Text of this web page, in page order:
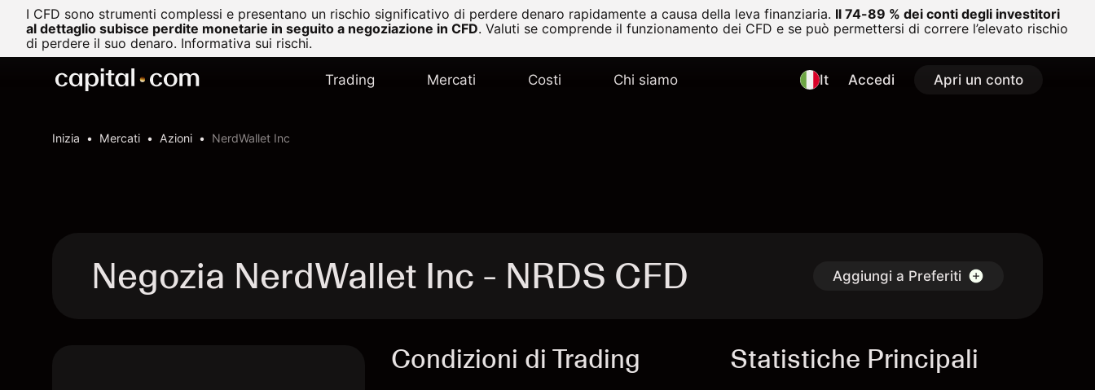
I CFD sono strumenti complessi e presentano un rischio significativo di perdere denaro rapidamente a causa della leva finanziaria. Il 74-89 % dei conti degli investitori
al dettaglio subisce perdite monetarie in seguito a negoziazione in CFD. Valuti se comprende il funzionamento dei CFD e se può permettersi di correre l’elevato rischio
di perdere il suo denaro. Informativa sui rischi.
Trading Mercati Costi Chi siamo It Accedi Apri un conto
Inizia Mercati Azioni NerdWallet Inc
Negozia NerdWallet Inc - NRDS CFD Aggiungi a Preferiti
Condizioni di Trading Statistiche Principali